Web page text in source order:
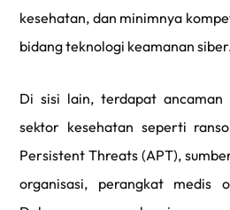
kesehatan, dan minimnya
bidang teknologi keamanan
Di sisi lain, terdapat
sektor kesehatan seperti
Persistent Threats (APT),
organisasi, perangkat medis